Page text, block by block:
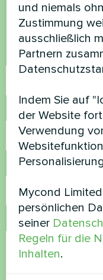
Kontaktieren
helfen
Name
Rufnummer
E-Mail
Kommentar
und niemals
Zustimmung
ausschließlich
Partnern
Indem Sie auf
der Website
Verwendung
Mycond
persönlichen
seiner
Regeln für die
Inhalten.